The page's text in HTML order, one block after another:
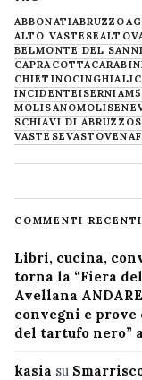
ABBONATIABRUZZO
ALTO VASTESE
BELMONTE DEL
CAPRACOTTA
CHIETINOCINGHIALI
INCIDENTEISERNIA
MOLISANOMOLISE
SCHIAVI DI ABRUZZO
VASTESEVASTO
COMMENTI RECENTI
Libri, cucina,
torna la “Fiera
Avellana
convegni e
del tartufo nero”
kasia su